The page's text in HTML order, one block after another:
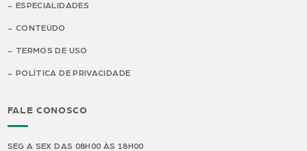
ESPECIALIDADES
CONTEÚDO
TERMOS DE USO
POLÍTICA DE PRIVACIDADE
FALE CONOSCO
SEG A SEX DAS 08H00 ÀS 18H00